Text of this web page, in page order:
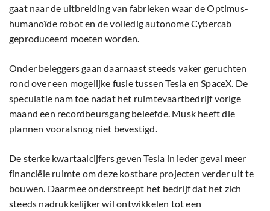
gaat naar de uitbreiding van fabrieken waar de Optimus-
humanoïde robot en de volledig autonome Cybercab
geproduceerd moeten worden.
Onder beleggers gaan daarnaast steeds vaker geruchten
rond over een mogelijke fusie tussen Tesla en SpaceX. De
speculatie nam toe nadat het ruimtevaartbedrijf vorige
maand een recordbeursgang beleefde. Musk heeft die
plannen vooralsnog niet bevestigd.
De sterke kwartaalcijfers geven Tesla in ieder geval meer
financiële ruimte om deze kostbare projecten verder uit te
bouwen. Daarmee onderstreept het bedrijf dat het zich
steeds nadrukkelijker wil ontwikkelen tot een